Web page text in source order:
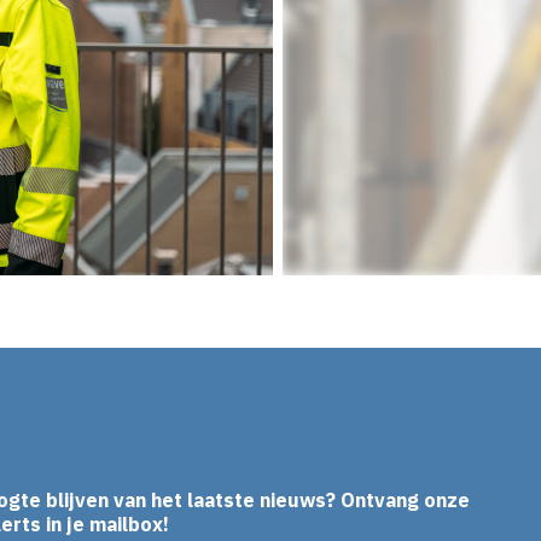
blijven van het laatste nieuws? Ontvang onze
in je mailbox!